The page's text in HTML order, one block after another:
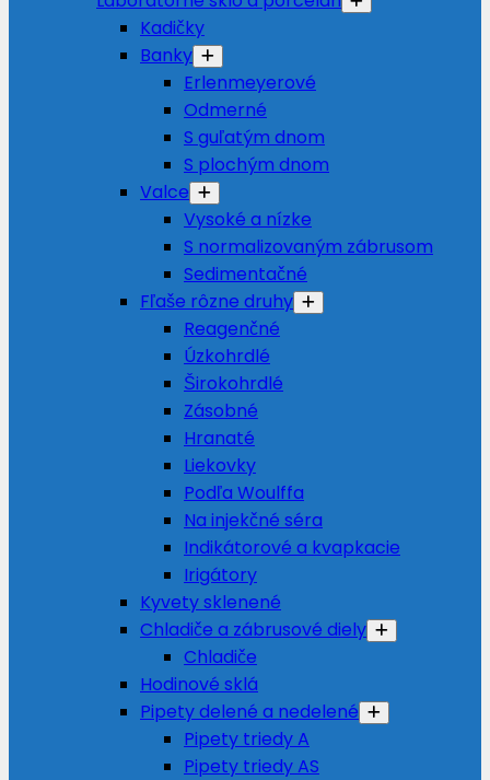
Kadičky
Banky
Erlenmeyerové
Odmerné
S guľatým dnom
S plochým dnom
Valce
Vysoké a nízke
S normalizovaným zábrusom
Sedimentačné
Fľaše rôzne druhy
Reagenčné
Úzkohrdlé
Širokohrdlé
Zásobné
Hranaté
Liekovky
Podľa Woulffa
Na injekčné séra
Indikátorové a kvapkacie
Irigátory
Kyvety sklenené
Chladiče a zábrusové diely
Chladiče
Hodinové sklá
Pipety delené a nedelené
Pipety triedy A
Pipety triedy AS